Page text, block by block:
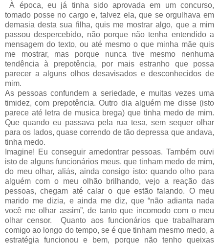
À época, eu já tinha sido aprovada em um concurso,
tomado posse no cargo e, talvez ela, que se orgulhava em
demasia desta sua filha, quis me mostrar algo, que a mim
passou despercebido, não porque não tenha entendido a
mensagem do texto, ou até mesmo o que minha mãe quis
me mostrar, mas porque nunca tive mesmo nenhuma
tendência à prepotência, por mais estranho que possa
parecer a alguns olhos desavisados e desconhecidos de
mim.
As pessoas confundem a seriedade, e muitas vezes uma
timidez, com prepotência. Outro dia alguém me disse (isto
parece até letra de musica brega) que tinha medo de mim.
Que quando eu passava pela rua tesa, sem sequer olhar
para os lados, quase correndo de tão depressa que andava,
tinha medo.
Imagine! Eu conseguir amedontrar pessoas. Também ouvi
isto de alguns funcionários meus, que tinham medo de mim,
do meu olhar, aliás, ainda consigo isto: quando olho para
alguém com o meu olhão brilhando, vejo a reação das
pessoas, chegam até calar o que estão falando. O meu
marido me dizia, e ainda me diz, que “não adianta nada
você me olhar assim”, de tanto que incomodo com o meu
olhar censor. Quanto aos funcionários que trabalharam
comigo ao longo do tempo, se é que tinham mesmo medo, a
estratégia funcionou e bem, porque não tenho queixas